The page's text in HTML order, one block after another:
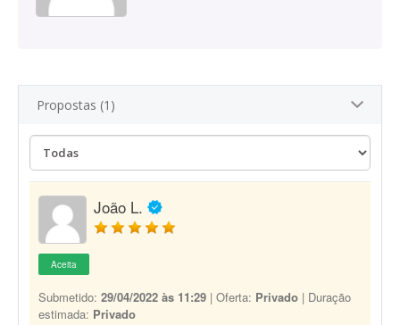
Propostas (1)
João L.
Aceita
Submetido: 29/04/2022 às 11:29 | Oferta: Privado | Duração
estimada: Privado